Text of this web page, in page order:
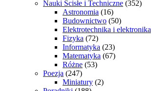
Nauki Ścisłe i Techniczne (352)
Astronomia (16)
Budownictwo (50)
Elektrotechnika i elektronika
Fizyka (72)
Informatyka (23)
Matematyka (67)
Różne (53)
Poezja (247)
Miniatury (2)